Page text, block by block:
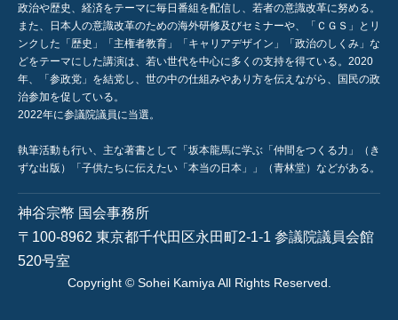
政治や歴史、経済をテーマに毎日番組を配信し、若者の意識改革に努める。
また、日本人の意識改革のための海外研修及びセミナーや、「ＣＧＳ」とリ
ンクした「歴史」「主権者教育」「キャリアデザイン」「政治のしくみ」な
どをテーマにした講演は、若い世代を中心に多くの支持を得ている。2020
年、「参政党」を結党し、世の中の仕組みやあり方を伝えながら、国民の政
治参加を促している。
2022年に参議院議員に当選。
執筆活動も行い、主な著書として「坂本龍馬に学ぶ「仲間をつくる力」（き
ずな出版）「子供たちに伝えたい「本当の日本」」（青林堂）などがある。
神谷宗幣 国会事務所
〒100-8962 東京都千代田区永田町2-1-1 参議院議員会館
520号室
Copyright © Sohei Kamiya All Rights Reserved.